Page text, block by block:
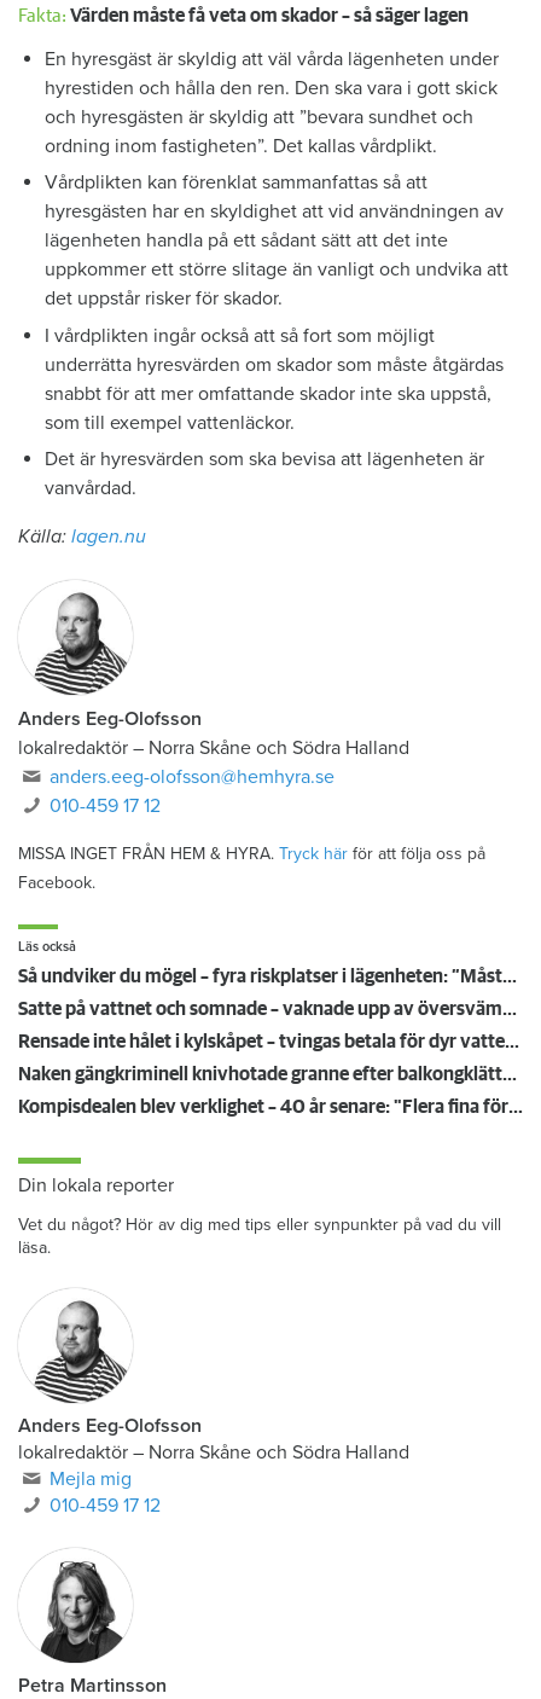
Fakta: Värden måste få veta om skador – så säger lagen
En hyresgäst är skyldig att väl vårda lägenheten under
hyrestiden och hålla den ren. Den ska vara i gott skick
och hyresgästen är skyldig att ”bevara sundhet och
ordning inom fastigheten”. Det kallas vårdplikt.
Vårdplikten kan förenklat sammanfattas så att
hyresgästen har en skyldighet att vid användningen av
lägenheten handla på ett sådant sätt att det inte
uppkommer ett större slitage än vanligt och undvika att
det uppstår risker för skador.
I vårdplikten ingår också att så fort som möjligt
underrätta hyresvärden om skador som måste åtgärdas
snabbt för att mer omfattande skador inte ska uppstå,
som till exempel vattenläckor.
Det är hyresvärden som ska bevisa att lägenheten är
vanvårdad.
Källa: lagen.nu
Anders Eeg-Olofsson
lokalredaktör – Norra Skåne och Södra Halland
anders.eeg-olofsson@hemhyra.se
010-459 17 12
MISSA INGET FRÅN HEM & HYRA.
Läs också
Satte på vattnet och somnade – vaknade upp av översvämning hos grannen
Naken gängkriminell knivhotade granne efter balkongklättring
Din lokala reporter
Vet du något? Hör av dig med tips eller synpunkter på vad du vill
Anders Eeg-Olofsson
lokalredaktör–
Mejla mig